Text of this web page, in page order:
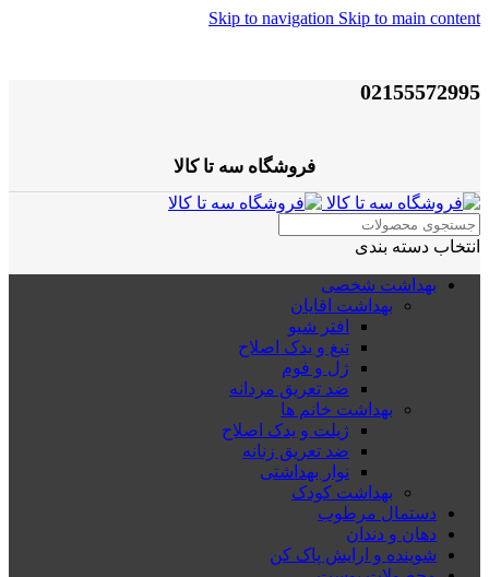
Skip to navigation Skip to main content
02155572995
فروشگاه سه تا کالا
انتخاب دسته بندی
بهداشت شخصی
بهداشت اقایان
افتر شیو
تیغ و یدک اصلاح
ژل و فوم
ضد تعریق مردانه
بهداشت خانم ها
ژیلت و یدک اصلاح
ضد تعریق زنانه
نوار بهداشتی
بهداشت کودک
دستمال مرطوب
دهان و دندان
شوینده و ارایش پاک کن